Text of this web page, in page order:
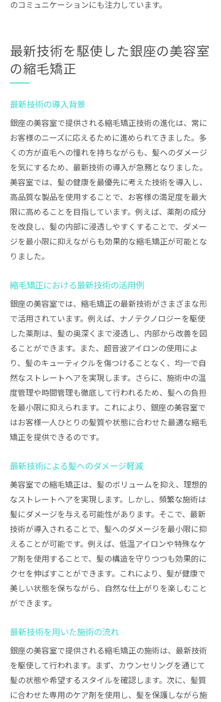
のコミュニケーションにも注力しています。
最新技術を駆使した銀座の美容室
の縮毛矯正
最新技術の導入背景
銀座の美容室で提供される縮毛矯正技術の進化は、常に
お客様のニーズに応えるために進められてきました。多
くの方が直毛への憧れを持ちながらも、髪へのダメージ
を気にするため、最新技術の導入が急務となりました。
美容室では、髪の健康を最優先に考えた技術を導入し、
高品質な製品を使用することで、お客様の満足度を最大
限に高めることを目指しています。例えば、薬剤の成分
を改良し、髪の内部に浸透しやすくすることで、ダメー
ジを最小限に抑えながらも効果的な縮毛矯正が可能とな
りました。
縮毛矯正における最新技術の活用例
銀座の美容室では、縮毛矯正の最新技術がさまざまな形
で活用されています。例えば、ナノテクノロジーを駆使
した薬剤は、髪の奥深くまで浸透し、内部から改善を図
ることができます。また、超音波アイロンの使用によ
り、髪のキューティクルを傷つけることなく、均一で自
然なストレートヘアを実現します。さらに、施術中の温
度管理や時間管理も徹底して行われるため、髪への負担
を最小限に抑えられます。これにより、銀座の美容室で
はお客様一人ひとりの髪質や状態に合わせた最適な縮毛
矯正を提供できるのです。
最新技術による髪へのダメージ軽減
美容室での縮毛矯正は、髪のボリュームを抑え、理想的
なストレートヘアを実現します。しかし、頻繁な施術は
髪にダメージを与える可能性があります。そこで、最新
技術が導入されることで、髪へのダメージを最小限に抑
えることが可能です。例えば、低温アイロンや特殊なケ
ア剤を使用することで、髪の構造を守りつつも効果的に
クセを伸ばすことができます。これにより、髪が健康で
美しい状態を保ちながら、自然な仕上がりを楽しむこと
ができます。
最新技術を用いた施術の流れ
銀座の美容室で提供される縮毛矯正の施術は、最新技術
を駆使して行われます。まず、カウンセリングを通じて
髪の状態や希望するスタイルを確認します。次に、髪質
に合わせた専用のケア剤を使用し、髪を保護しながら施